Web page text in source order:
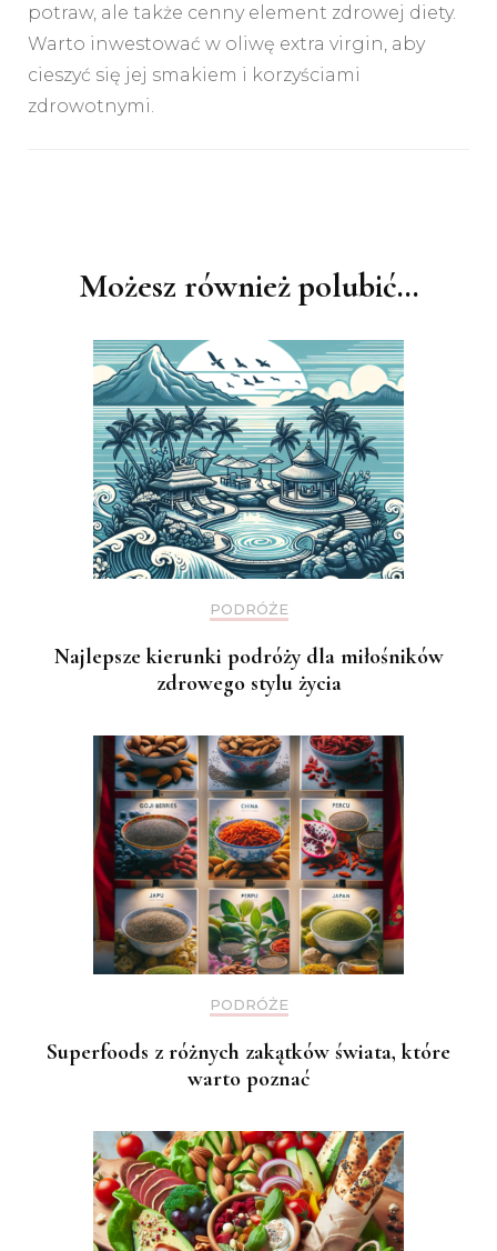
potraw, ale także cenny element zdrowej diety.
Warto inwestować w oliwę extra virgin, aby
cieszyć się jej smakiem i korzyściami
zdrowotnymi.
Możesz również polubić…
PODRÓŻE
Najlepsze kierunki podróży dla miłośników
zdrowego stylu życia
PODRÓŻE
Superfoods z różnych zakątków świata, które
warto poznać